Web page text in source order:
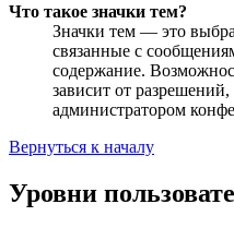
Что такое значки тем?
Значки тем — это
связанные с
содержание.
зависит от
администратором
Вернуться к началу
Уровни